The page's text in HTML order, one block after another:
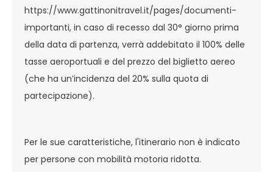
https://www.gattinonitravel.it/pages/documenti-
importanti, in caso di recesso dal 30° giorno prima
della data di partenza, verrà addebitato il 100% delle
tasse aeroportuali e del prezzo del biglietto aereo
(che ha un’incidenza del 20% sulla quota di
partecipazione).
Per le sue caratteristiche, l'itinerario non è indicato
per persone con mobilità motoria ridotta.